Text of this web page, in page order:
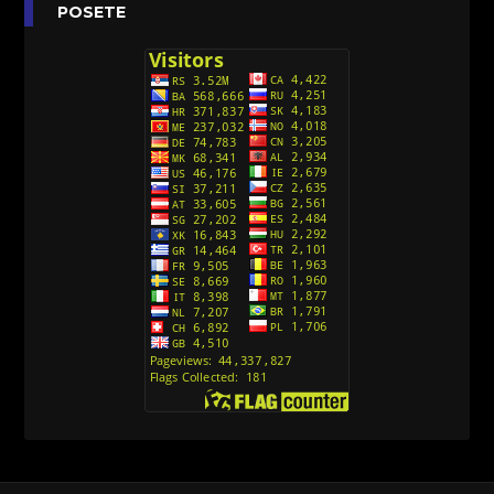
Anatane: Saving the Children of Okura
Avanture Kida Opasnost (Sinhronizovano na
Action Man (Sinhronizovano na Hrvatski)
Action Man (2000) Sinhronizovano na Hrvatski
Andjeoski Prijatelji (Sinhronizovano na Srpski)
Ajkuca (Sharkdog) Sinhronizovano na Srpski
Alvin i veverice (Alvinnn!!! And the Chipmunks)
Sinhronizovano na Srpski
POSETE